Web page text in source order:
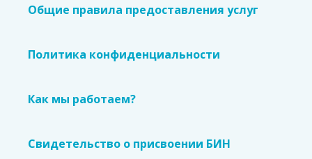
Общие правила предоставления услуг
Политика конфиденциальности
Как мы работаем?
Свидетельство о присвоении БИН